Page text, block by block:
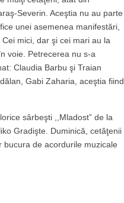
Severin. Aceştia nu au parte
unei asemenea manifestări,
mici, dar şi cei mari au la
voie. Petrecerea nu s-a
Claudia Barbu şi Traian
Gabi Zaharia, aceştia fiind
sârbeşti ,,Mladost” de la
Gradişte. Duminică, cetăţenii
de acordurile muzicale